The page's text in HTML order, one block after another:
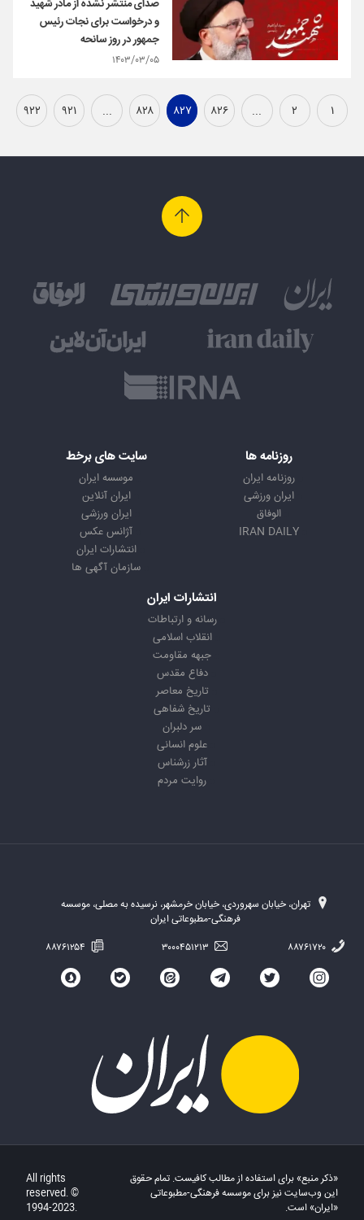
صدای منتشر نشده از مادر شهید
و درخواست برای نجات رئیس
جمهور در روز سانحه
۱۴۰۳/۰۳/۰۵
۱ ۲ ... ۸۲۶ ۸۲۷ ۸۲۸ ... ۹۲۱ ۹۲۲
روزنامه ها
روزنامه ایران
ایران ورزشی
الوفاق
IRAN DAILY
سایت های برخط
موسسه ایران
ایران آنلاین
ایران ورزشی
آژانس عکس
انتشارات ایران
سازمان آگهی ها
انتشارات ایران
رسانه و ارتباطات
انقلاب اسلامی
جبهه مقاومت
دفاع مقدس
تاریخ معاصر
تاریخ شفاهی
سر دلبران
علوم انسانی
آثار زرشناس
روایت مردم
تهران، خیابان سهروردی، خیابان خرمشهر، نرسیده به مصلی، موسسه
فرهنگی-مطبوعاتی ایران
«ذکر منبع» برای استفاده از مطالب کافیست. تمام حقوق
این وب‌سایت نیز برای موسسه فرهنگی-مطبوعاتی
«ایران» است.
All rights
reserved. ©
1994-2023.